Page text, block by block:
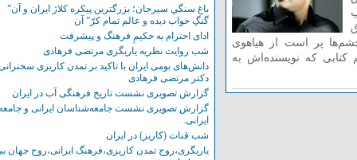
پر است از هیاهوی
که نویسنده‌اش به
باغ سنگي سيرجان؛ بزرگترين پيکره کلاژ ايران و آن”
گنگِ خواب ديده و عالم تمام کرّ” آن
ادای احترام به حکیمِ فرهنگ و پیشرفت
شب روایت نظریه یاریگری مرتضی فرهادی
دانش‌های بومی ایران با تاکید بر تمدن کاریزی سخنرانی
دکتر مرتضی فرهادی
گزارش تصویری نشست تاریخ فرهنگی آب در ایران
گزارش تصویری نشست‌ جامعه‌شناسان ایرانی و جامعه
ایرانی.
شب قنات (کاریز) در ایران
یاریگری،روح تمدن کاریزی،فرهنگ ایرانی،روح جهان بی